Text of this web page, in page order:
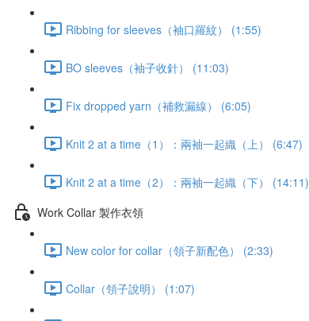
Ribbing for sleeves（袖口羅紋） (1:55)
BO sleeves（袖子收針） (11:03)
Fix dropped yarn（補救漏線） (6:05)
Knit 2 at a time（1）：兩袖一起織（上） (6:47)
Knit 2 at a time（2）：兩袖一起織（下） (14:11)
Work Collar 製作衣領
New color for collar（領子新配色） (2:33)
Collar（領子說明） (1:07)